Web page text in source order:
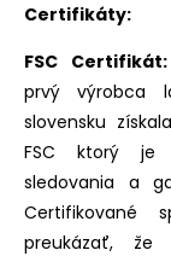
Certifikáty:
FSC Certifikát:
prvý výrobca
slovensku
FSC ktorý je
sledovania a
Certifikované
preukázať, že